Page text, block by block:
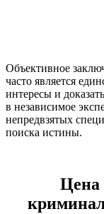
Объективное
часто является
интересы и
в независимое
непредвзятых
поиска истины.
Цена